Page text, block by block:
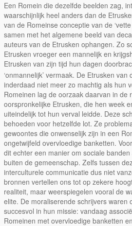
Een Romein die dezelfde beelden zag,
waarschijnlijk heel anders dan de
van de Romeinse conceptie van de
samen met het algemene beeld van
auteurs van de Etrusken ophangen. Zo
Etrusken vroeger een mannelijk en
Etrusken van zijn tijd hun dagen
‘onmannelijk’ vermaak. De Etrusken van
inderdaad niet meer zo machtig als hun
Romeinen lag de oorzaak daarvan in de
oorspronkelijke Etrusken, die hen week
uiteindelijk tot hun verval leidde. Deze
behoeden voor hetzelfde lot. Ze
gewoontes die onwenselijk zijn in een
ongetwijfeld overvloedige banketten.
dit echter een manier om sociale
buiten de gemeenschap. Zelfs tussen
interculturele communicatie dus niet
bronnen vertellen ons tot op zekere
realiteit, maar weerspiegelen vooral de
elite. De moraliserende schrijvers waren
succesvol in hun missie: vandaag
Romeinen met overvloedige banketten